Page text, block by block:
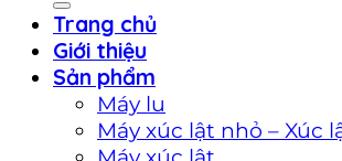
Trang chủ
Giới thiệu
Sản phẩm
Máy lu
Máy xúc lật nhỏ – Xúc